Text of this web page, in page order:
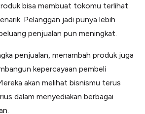
bisa membuat tokomu terlihat
Pelanggan jadi punya lebih
penjualan pun meningkat.
penjualan, menambah produk juga
kepercayaan pembeli
akan melihat bisnismu terus
dalam menyediakan berbagai